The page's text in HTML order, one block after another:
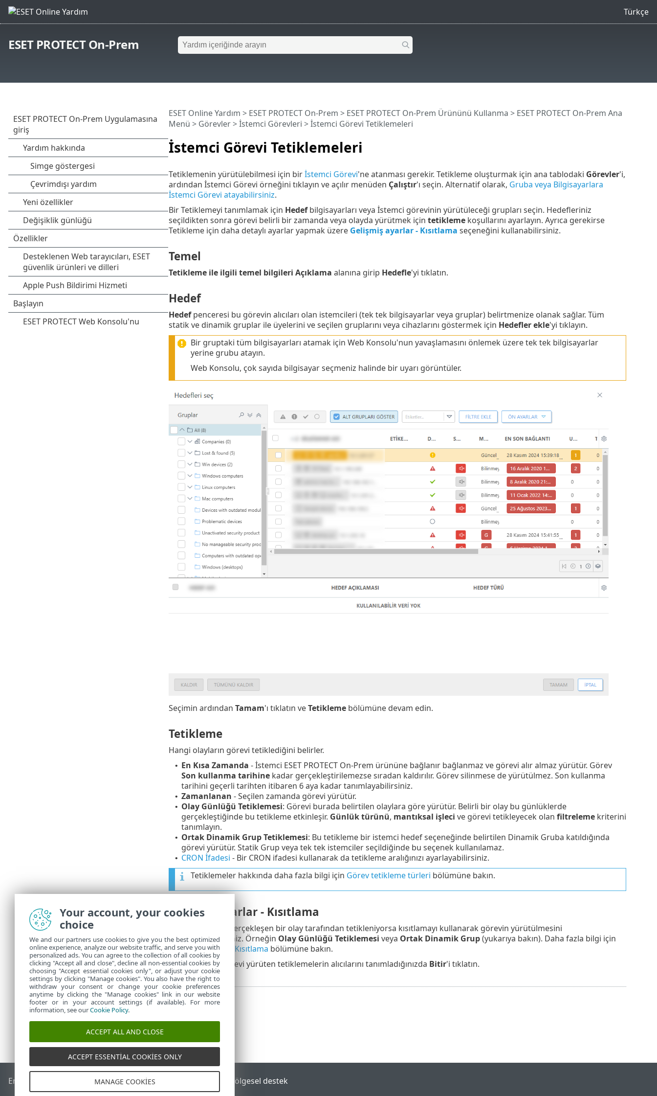
Türkçe
ESET PROTECT On-Prem
İstemci Görevi Tetiklemeleri
ESET Online Yardım > ESET PROTECT On-Prem > ESET PROTECT On-Prem Ürününü Kullanma > ESET PROTECT On-Prem Ana
Menü > Görevler>İstemci Görevleri > İstemci Görevi Tetiklemeleri
Tetiklemenin yürütülebilmesi için birİstemci Görevi'ne atanması gerekir. Tetikleme oluşturmak için ana tablodaki Görevler'i,
ardından İstemci Görevi örneğini tıklayın ve açılır menüden Çalıştır'ı seçin. Alternatif olarak, Gruba veya Bilgisayarlara
İstemci Görevi atayabilirsiniz.
Bir Tetiklemeyi tanımlamak için Hedefbilgisayarları veya İstemci görevinin yürütüleceği grupları seçin. Hedefleriniz
seçildikten sonra görevi belirli bir zamanda veya olayda yürütmek için tetiklemekoşullarını ayarlayın. Ayrıca gerekirse
Tetikleme için daha detaylı ayarlar yapmak üzere Gelişmiş ayarlar - Kısıtlama seçeneğini kullanabilirsiniz.
Temel
Tetikleme ile ilgili temel bilgileri Açıklama alanına girip Hedefle'yi tıklatın.
Hedef
Hedefpenceresi bu görevin alıcıları olan istemcileri (tek tek bilgisayarlar veya gruplar) belirtmenize olanak sağlar. Tüm
statik ve dinamik gruplar ile üyelerini ve seçilen gruplarını veya cihazlarını göstermek için Hedefler ekle'yi tıklayın.
Bir gruptaki tüm bilgisayarları atamak için Web Konsolu'nun yavaşlamasını önlemek üzere tek tek bilgisayarlar
yerine grubu atayın.
Web Konsolu, çok sayıda bilgisayar seçmeniz halinde bir uyarı görüntüler.
Seçimin ardından Tamam'ı tıklatın veTetiklemebölümüne devam edin.
Tetikleme
Hangi olayların görevi tetiklediğini belirler.
• En Kısa Zamanda - İstemci ESET PROTECT On-Prem ürününe bağlanır bağlanmaz ve görevi alır almaz yürütür. Görev
Son kullanma tarihinekadar gerçekleştirilemezse sıradan kaldırılır. Görev silinmese de yürütülmez. Son kullanma
tarihini geçerli tarihten itibaren 6 aya kadar tanımlayabilirsiniz.
• Zamanlanan - Seçilen zamanda görevi yürütür.
• Olay Günlüğü Tetiklemesi: Görevi burada belirtilen olaylara göre yürütür. Belirli bir olay bu günlüklerde
gerçekleştiğinde bu tetikleme etkinleşir. Günlük türünü, mantıksal işleci ve görevi tetikleyecek olan filtrelemekriterini
tanımlayın.
• Ortak Dinamik Grup Tetiklemesi: Bu tetikleme bir istemci hedef seçeneğinde belirtilen Dinamik Gruba katıldığında
görevi yürütür. Statik Grup veya tek tek istemciler seçildiğinde bu seçenek kullanılamaz.
• CRON İfadesi - Bir CRON ifadesi kullanarak da tetikleme aralığınızı ayarlayabilirsiniz.
Tetiklemeler hakkında daha fazla bilgi için Görev tetikleme türleri bölümüne bakın.
Gelişmiş ayarlar - Kısıtlama
Bir görev sık sık gerçekleşen bir olay tarafından tetikleniyorsa kısıtlamayı kullanarak görevin yürütülmesini
sınırlandırabilirsiniz. Örneğin Olay Günlüğü Tetiklemesi veya Ortak Dinamik Grup(yukarıya bakın). Daha fazla bilgi için
Gelişmiş Ayarlar - Kısıtlama bölümüne bakın.
Bu görevin ve görevi yürüten tetiklemelerin alıcılarını tanımladığınızda Bitir'i tıklatın.
End of Life ESET Bilgi BankasıESET Forumu Bölgesel destek
Your account, your cookies
choice
We and our partners use cookies to give you the best optimized
online experience, analyze our website traffic, and serve you with
personalized ads. You can agree to the collection of all cookies by
clicking "Accept all and close", decline all non-essential cookies by
choosing "Accept essential cookies only", or adjust your cookie
settings by clicking "Manage cookies". You also have the right to
withdraw your consent or change your cookie preferences
anytime by clicking the "Manage cookies" link in our website
footer or in your account settings (if available). For more
information, see ourCookie Policy.
ACCEPT ALL AND CLOSE
ACCEPT ESSENTIAL COOKIES ONLY
MANAGE COOKIES